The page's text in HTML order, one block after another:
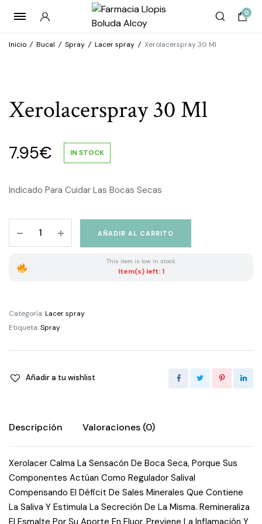
0
Inicio / Bucal / Spray / Lacer spray / Xerolacerspray 30 Ml
Xerolacerspray 30 Ml
7.95€ IN STOCK
Indicado Para Cuidar Las Bocas Secas
AÑADIR AL CARRITO
This item is low in stock.
Item(s) left: 1
Categoría:Lacer spray
Etiqueta:Spray
Añadir a tu wishlist
Descripción Valoraciones (0)
Xerolacer Calma La Sensacón De Boca Seca, Porque Sus
Componentes Actúan Como Regulador Salival
Compensando El Déficit De Sales Minerales Que Contiene
La Saliva Y Estimula La Secreción De La Misma. Remineraliza
El Esmalte Por Su Aporte En Fluor. Previene La Inflamación Y